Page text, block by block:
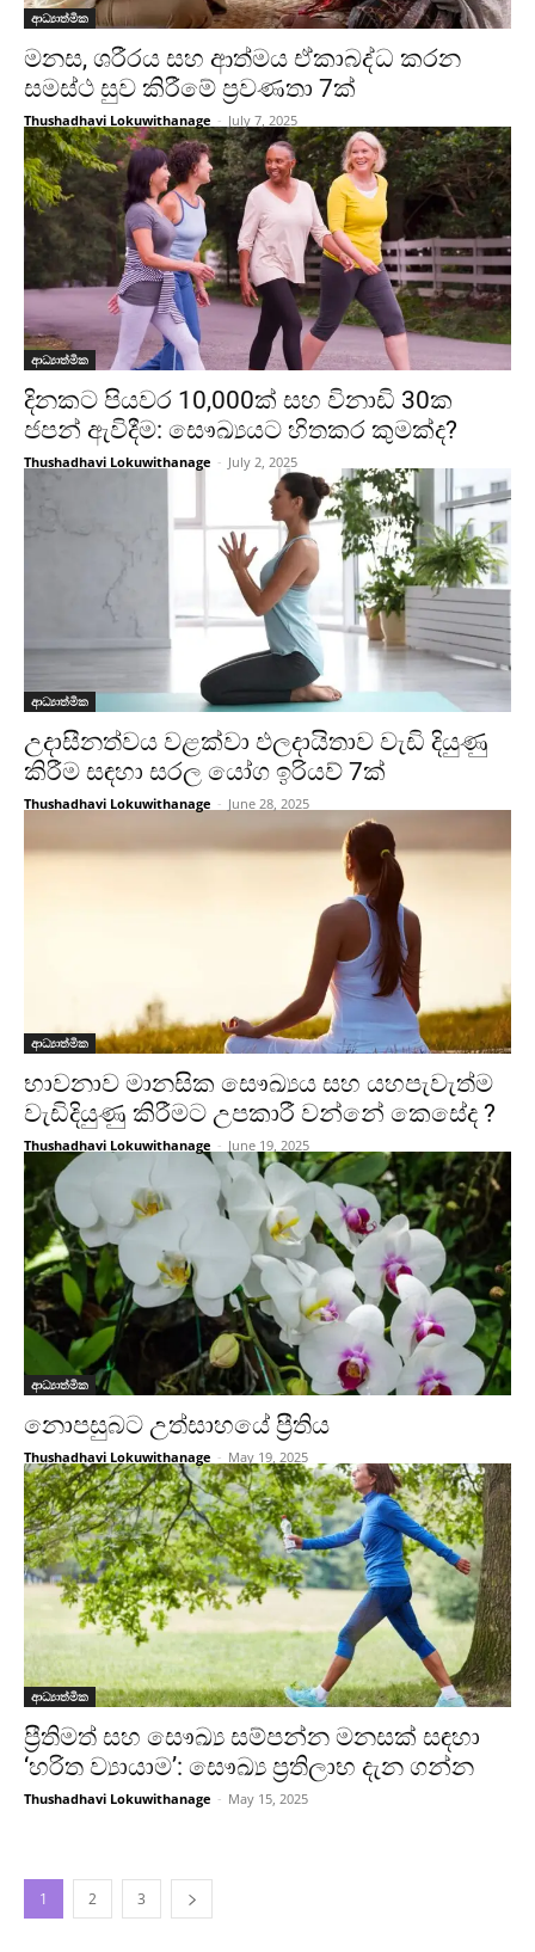
ආධ්‍යාත්මික
මනස, ශරීරය සහ ආත්මය ඒකාබද්ධ කරන
සමස්ථ සුව කිරීමේ ප්‍රවණතා 7ක්
Thushadhavi Lokuwithanage - July 7, 2025
ආධ්‍යාත්මික
දිනකට පියවර 10,000ක් සහ විනාඩි 30ක
ජපන් ඇවිදීම: සෞඛ්‍යයට හිතකර කුමක්ද?
Thushadhavi Lokuwithanage - July 2, 2025
ආධ්‍යාත්මික
උදාසීනත්වය වළක්වා ඵලදායිතාව වැඩි දියුණු
කිරීම සඳහා සරල යෝග ඉරියව් 7ක්
Thushadhavi Lokuwithanage - June 28, 2025
ආධ්‍යාත්මික
භාවනාව මානසික සෞඛ්‍යය සහ යහපැවැත්ම
වැඩිදියුණු කිරීමට උපකාරී වන්නේ කෙසේද ?
Thushadhavi Lokuwithanage - June 19, 2025
ආධ්‍යාත්මික
නොපසුබට උත්සාහයේ ප්‍රීතිය
Thushadhavi Lokuwithanage - May 19, 2025
ආධ්‍යාත්මික
ප්‍රීතිමත් සහ සෞඛ්‍ය සම්පන්න මනසක් සඳහා
‘හරිත ව්‍යායාම’: සෞඛ්‍ය ප්‍රතිලාභ දැන ගන්න
Thushadhavi Lokuwithanage - May 15, 2025
1 2 3